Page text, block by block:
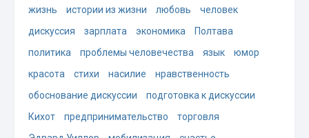
жизнь
истории из жизни любовь
человек
дискуссия
зарплата экономика
Полтава
политика
проблемы человечества язык
юмор
красота
стихи насилие
нравственность
обоснование дискуссии
подготовка к дискуссии
Кихот
предпринимательство
торговля